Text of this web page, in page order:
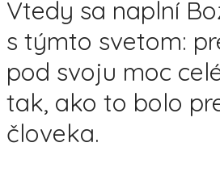
Vtedy sa naplní
s týmto svetom:
pod svoju moc
tak, ako to bolo
človeka.